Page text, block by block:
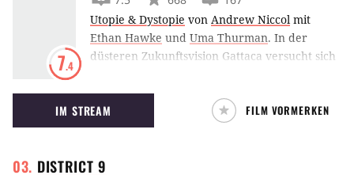
7.4
Utopie & Dystopie von Andrew Niccol mit
Ethan Hawke und Uma Thurman. In der
düsteren Zukunftsvision Gattaca versucht sich
genetisch perfekten Gesellschaft
durchzusetzten.
IM STREAM FILM VORMERKEN
DISTRICT9